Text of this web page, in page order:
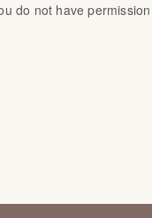
do not have